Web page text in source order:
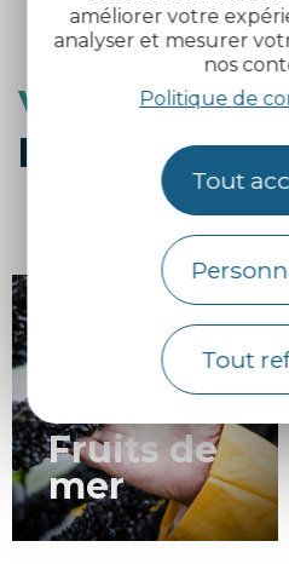
améliorer votre
analyser et mesurer
nos
Politique de
Tout
Tout
Vous
les
Fruits de
mer